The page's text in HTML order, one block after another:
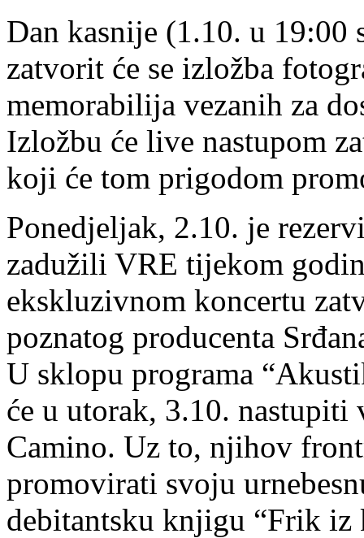
Dan kasnije (1.10. u 19:00
zatvorit će se izložba
memorabilija vezanih za
Izložbu će live nastupom
koji će tom prigodom
Ponedjeljak, 2.10. je
zadužili VRE tijekom
ekskluzivnom koncertu
poznatog producenta
U sklopu programa
će u utorak, 3.10.
Camino. Uz to, njihov
promovirati svoju
debitantsku knjigu “Frik iz